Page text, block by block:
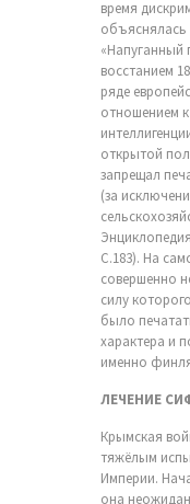
время
восстанием
ряде
отношением
открытой
запрещал
(за
С.183). На
совершенно
силу
было
характера и
именно
ЛЕЧЕНИЕ
Крымская
тяжёлым
Империи.
она